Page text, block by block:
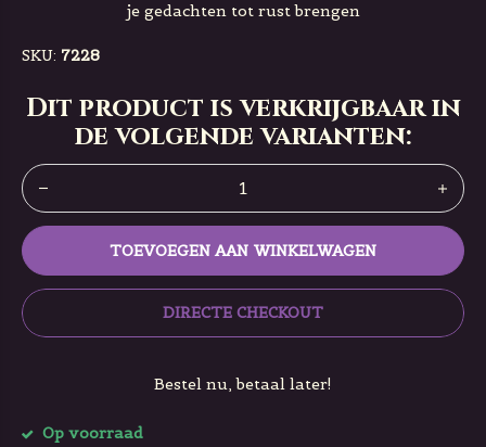
je gedachten tot rust brengen
SKU: 7228
Dit product is verkrijgbaar in
de volgende varianten:
TOEVOEGEN AAN WINKELWAGEN
DIRECTE CHECKOUT
Bestel nu, betaal later!
Op voorraad